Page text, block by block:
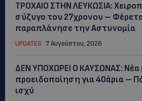
ΤΡΟΧΑΙΟ ΣΤΗΝ ΛΕΥΚΩΣΙΑ:
σύζυγο του 27χρονου –
παραπλάνησε την Αστυνομία
UPDATES 7 Αυγούστου, 2026
ΔΕΝ ΥΠΟΧΩΡΕΙ Ο ΚΑΥΣΩΝΑΣ: Νέα
προειδοποίηση για 40άρια –
ισχύ